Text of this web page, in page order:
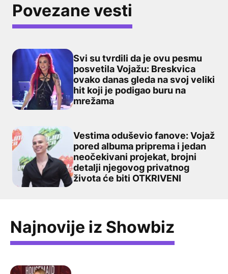
Povezane vesti
Svi su tvrdili da je ovu pesmu posvetila Vojažu:
Svi su tvrdili da je ovu pesmu
posvetila Vojažu: Breskvica
ovako danas gleda na svoj veliki
hit koji je podigao buru na
mrežama
Vestima oduševio fanove: Vojaž pored albuma
Vestima oduševio fanove: Vojaž
pored albuma priprema i jedan
neočekivani projekat, brojni
detalji njegovog privatnog
života će biti OTKRIVENI
Najnovije iz Showbiz